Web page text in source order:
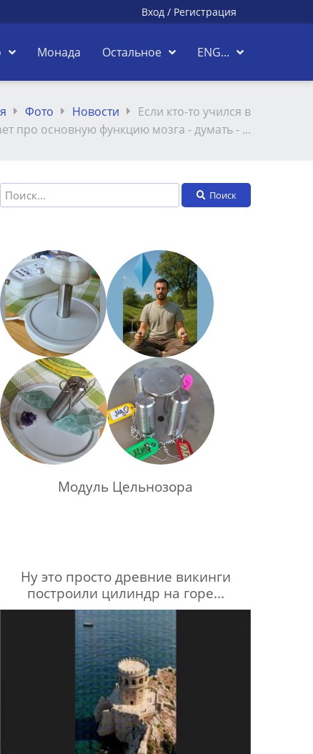
Вход / Регистрация
Монада Остальное ENG...
Фото Новости
Если кто-то учился в
про основную функцию мозга - думать - ...
Поиск
Модуль Цельнозора
Ну это просто древние викинги
построили цилиндр на горе...